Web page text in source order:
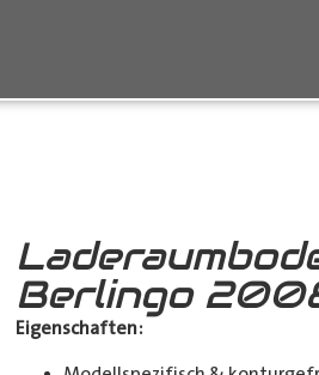
Berlingo
Eigenschaften: